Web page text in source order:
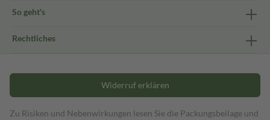
So geht's
Rechtliches
Widerruf erklären
Zu Risiken und Nebenwirkungen lesen Sie die Packungsbeilage und